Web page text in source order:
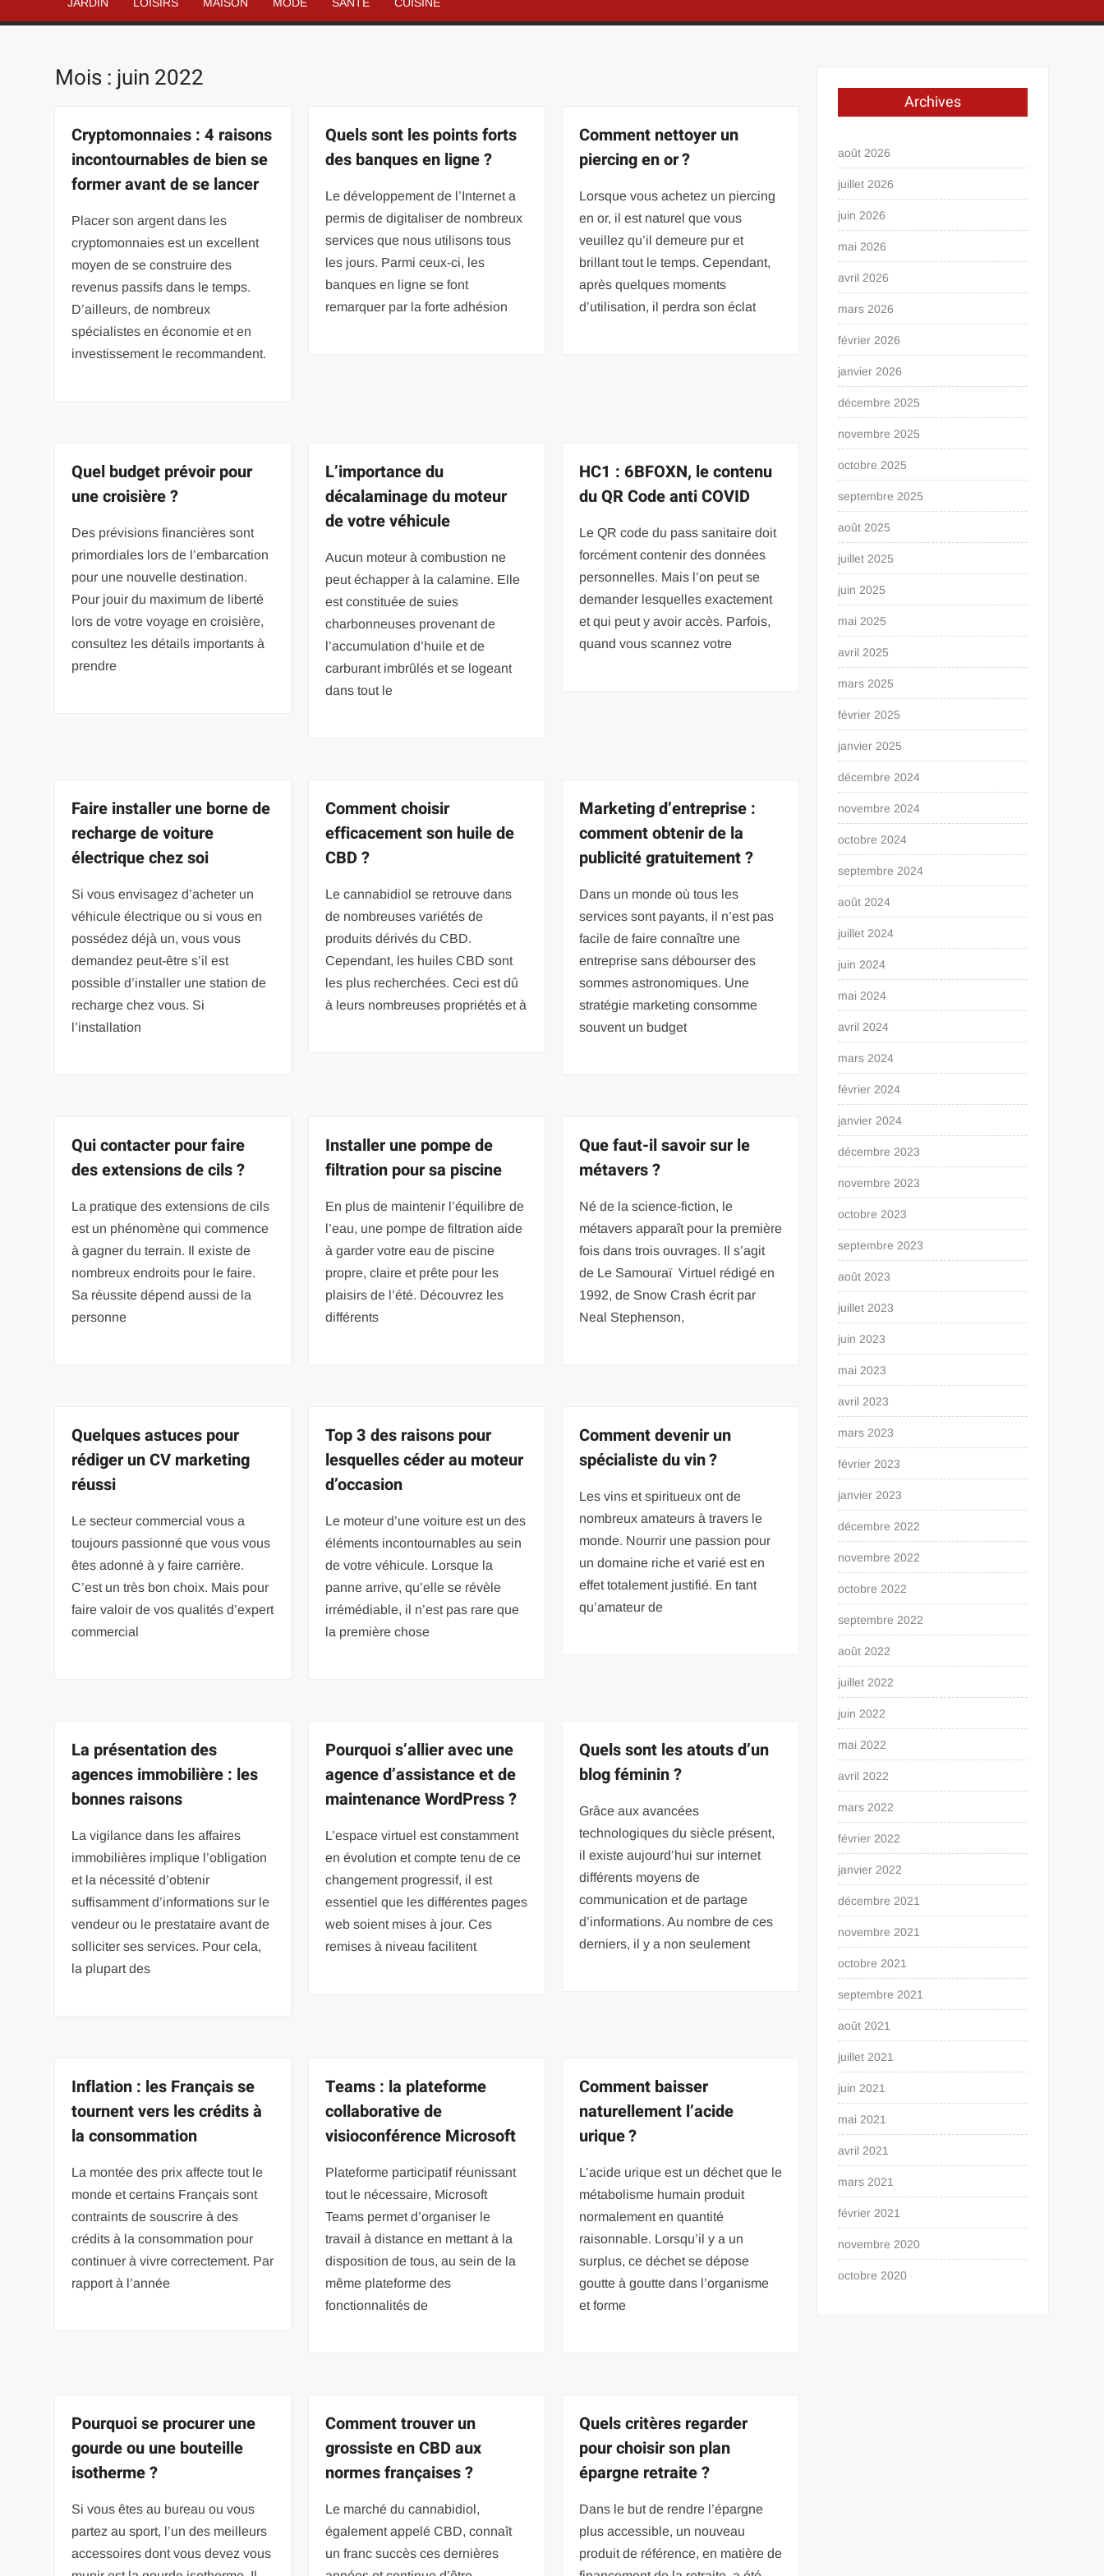
Mois : juin 2022
Cryptomonnaies : 4 raisons
incontournables de bien se
former avant de se lancer
Placer son argent dans les
cryptomonnaies est un excellent
moyen de se construire des
revenus passifs dans le temps.
D’ailleurs, de nombreux
spécialistes en économie et en
investissement le recommandent.
Quels sont les points forts
des banques en ligne ?
Le développement de l’Internet a
permis de digitaliser de nombreux
services que nous utilisons tous
les jours. Parmi ceux-ci, les
banques en ligne se font
remarquer par la forte adhésion
Comment nettoyer un
piercing en or ?
Lorsque vous achetez un piercing
en or, il est naturel que vous
veuillez qu’il demeure pur et
brillant tout le temps. Cependant,
après quelques moments
d’utilisation, il perdra son éclat
Quel budget prévoir pour
une croisière ?
Des prévisions financières sont
primordiales lors de l’embarcation
pour une nouvelle destination.
Pour jouir du maximum de liberté
lors de votre voyage en croisière,
consultez les détails importants à
prendre
L’importance du
décalaminage du moteur
de votre véhicule
Aucun moteur à combustion ne
peut échapper à la calamine. Elle
est constituée de suies
charbonneuses provenant de
l’accumulation d’huile et de
carburant imbrûlés et se logeant
dans tout le
HC1 : 6BFOXN, le contenu
du QR Code anti COVID
Le QR code du pass sanitaire doit
forcément contenir des données
personnelles. Mais l’on peut se
demander lesquelles exactement
et qui peut y avoir accès. Parfois,
quand vous scannez votre
Faire installer une borne de
recharge de voiture
électrique chez soi
Si vous envisagez d’acheter un
véhicule électrique ou si vous en
possédez déjà un, vous vous
demandez peut-être s’il est
possible d’installer une station de
recharge chez vous. Si
l’installation
Comment choisir
efficacement son huile de
CBD ?
Le cannabidiol se retrouve dans
de nombreuses variétés de
produits dérivés du CBD.
Cependant, les huiles CBD sont
les plus recherchées. Ceci est dû
à leurs nombreuses propriétés et à
Marketing d’entreprise :
comment obtenir de la
publicité gratuitement ?
Dans un monde où tous les
services sont payants, il n’est pas
facile de faire connaître une
entreprise sans débourser des
sommes astronomiques. Une
stratégie marketing consomme
souvent un budget
Qui contacter pour faire
des extensions de cils ?
La pratique des extensions de cils
est un phénomène qui commence
à gagner du terrain. Il existe de
nombreux endroits pour le faire.
Sa réussite dépend aussi de la
personne
Installer une pompe de
filtration pour sa piscine
En plus de maintenir l’équilibre de
l’eau, une pompe de filtration aide
à garder votre eau de piscine
propre, claire et prête pour les
plaisirs de l’été. Découvrez les
différents
Que faut-il savoir sur le
métavers ?
Né de la science-fiction, le
métavers apparaît pour la première
fois dans trois ouvrages. Il s’agit
de Le Samouraï Virtuel rédigé en
1992, de Snow Crash écrit par
Neal Stephenson,
Quelques astuces pour
rédiger un CV marketing
réussi
Le secteur commercial vous a
toujours passionné que vous vous
êtes adonné à y faire carrière.
C’est un très bon choix. Mais pour
faire valoir de vos qualités d’expert
commercial
Top 3 des raisons pour
lesquelles céder au moteur
d’occasion
Le moteur d’une voiture est un des
éléments incontournables au sein
de votre véhicule. Lorsque la
panne arrive, qu’elle se révèle
irrémédiable, il n’est pas rare que
la première chose
Comment devenir un
spécialiste du vin ?
Les vins et spiritueux ont de
nombreux amateurs à travers le
monde. Nourrir une passion pour
un domaine riche et varié est en
effet totalement justifié. En tant
qu’amateur de
La présentation des
agences immobilière : les
bonnes raisons
La vigilance dans les affaires
immobilières implique l’obligation
et la nécessité d’obtenir
suffisamment d’informations sur le
vendeur ou le prestataire avant de
solliciter ses services. Pour cela,
la plupart des
Pourquoi s’allier avec une
agence d’assistance et de
maintenance WordPress ?
L’espace virtuel est constamment
en évolution et compte tenu de ce
changement progressif, il est
essentiel que les différentes pages
web soient mises à jour. Ces
remises à niveau facilitent
Quels sont les atouts d’un
blog féminin ?
Grâce aux avancées
technologiques du siècle présent,
il existe aujourd’hui sur internet
différents moyens de
communication et de partage
d’informations. Au nombre de ces
derniers, il y a non seulement
Inflation : les Français se
tournent vers les crédits à
la consommation
La montée des prix affecte tout le
monde et certains Français sont
contraints de souscrire à des
crédits à la consommation pour
continuer à vivre correctement. Par
rapport à l’année
Teams : la plateforme
collaborative de
visioconférence Microsoft
Plateforme participatif réunissant
tout le nécessaire, Microsoft
Teams permet d’organiser le
travail à distance en mettant à la
disposition de tous, au sein de la
même plateforme des
fonctionnalités de
Comment baisser
naturellement l’acide
urique ?
L’acide urique est un déchet que le
métabolisme humain produit
normalement en quantité
raisonnable. Lorsqu’il y a un
surplus, ce déchet se dépose
goutte à goutte dans l’organisme
et forme
Pourquoi se procurer une
gourde ou une bouteille
isotherme ?
Si vous êtes au bureau ou vous
partez au sport, l’un des meilleurs
accessoires dont vous devez vous
Comment trouver un
grossiste en CBD aux
normes françaises ?
Le marché du cannabidiol,
également appelé CBD, connaît
un franc succès ces dernières
Quels critères regarder
pour choisir son plan
épargne retraite ?
Dans le but de rendre l’épargne
plus accessible, un nouveau
produit de référence, en matière de
Archives
août 2026
juillet 2026
juin 2026
mai 2026
avril 2026
mars 2026
février 2026
janvier 2026
décembre 2025
novembre 2025
octobre 2025
septembre 2025
août 2025
juillet 2025
juin 2025
mai 2025
avril 2025
mars 2025
février 2025
janvier 2025
décembre 2024
novembre 2024
octobre 2024
septembre 2024
août 2024
juillet 2024
juin 2024
mai 2024
avril 2024
mars 2024
février 2024
janvier 2024
décembre 2023
novembre 2023
octobre 2023
septembre 2023
août 2023
juillet 2023
juin 2023
mai 2023
avril 2023
mars 2023
février 2023
janvier 2023
décembre 2022
novembre 2022
octobre 2022
septembre 2022
août 2022
juillet 2022
juin 2022
mai 2022
avril 2022
mars 2022
février 2022
janvier 2022
décembre 2021
novembre 2021
octobre 2021
septembre 2021
août 2021
juillet 2021
juin 2021
mai 2021
avril 2021
mars 2021
février 2021
novembre 2020
octobre 2020